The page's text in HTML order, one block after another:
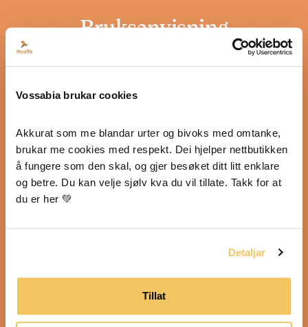
Vossabia brukar cookies
Akkurat som me blandar urter og bivoks med omtanke,
brukar me cookies med respekt. Dei hjelper nettbutikken
å fungere som den skal, og gjer besøket ditt litt enklare
og betre. Du kan velje sjølv kva du vil tillate. Takk for at
du er her 💚
Detaljar
Tillat
Bruksanvisning
egnar seg spesielt godt til intimmassasje
sensualitet og aukar sensitivitet. For han og
henne, aleine og saman. Anbefalt som
glidemiddel av både Vossabia og av
gynekologar.
ein flott rødmande kvardagsfarge på
skikkeleg deilig gran og skog!
sensuelt av kardemomme og ylang ylang.
Du kjenner igjen duften frå den deilige